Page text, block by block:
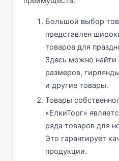
Большой выбор
представлен
товаров для
Здесь можно найти
размеров,
и другие товары.
Товары
«ЕлкиТорг»
ряда товаров для
Это гарантирует
продукции.